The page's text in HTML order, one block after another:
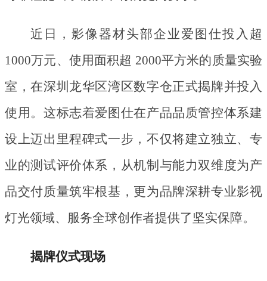
近日，影像器材头部企业爱图仕投入超
1000万元、使用面积超 2000平方米的质量实验
室，在深圳龙华区湾区数字仓正式揭牌并投入
使用。这标志着爱图仕在产品品质管控体系建
设上迈出里程碑式一步，不仅将建立独立、专
业的测试评价体系，从机制与能力双维度为产
品交付质量筑牢根基，更为品牌深耕专业影视
灯光领域、服务全球创作者提供了坚实保障。
揭牌仪式现场